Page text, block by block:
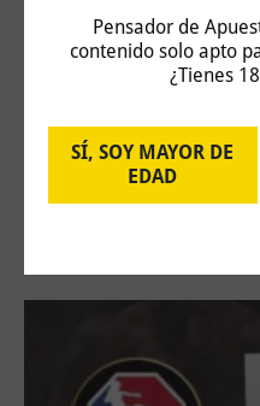
Pensador de
contenido solo apto
¿Tienes
SÍ, SOY MAYOR DE
EDAD
Challenger Hagen:
Bautista Torres